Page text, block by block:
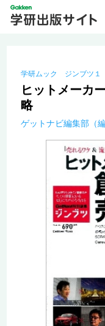
学研ムック ジンブツ１
ヒットメーカ
略
ゲットナビ編集部（編